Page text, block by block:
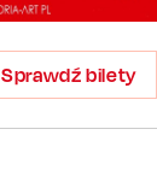
Sprawdź bilety